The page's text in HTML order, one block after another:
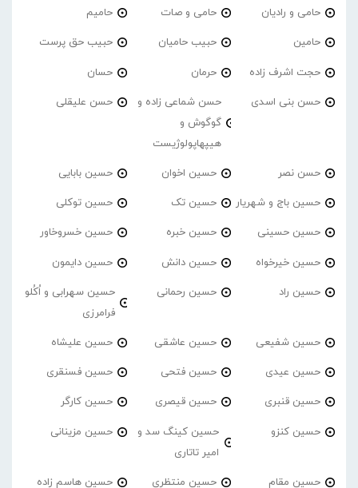
حامی و رادیان حامی و صات حامیم
حامین حبیب حامیان حبیب حق پرست
حجت اشرف زاده حرمان حسان
حسن بنی اسدی
حسن شماعی زاده و
گوگوش و
هیپهاپولوژیست
حسن علیقلی
حسن نصر حسین اخوان حسین بابایی
حسین باج و شهریار حسین تک حسین توکلی
حسین حسینی حسین خبره حسین خسروخاور
حسین خیرخواه حسین دانش حسین دایمون
حسین راد حسین رحمانی
حسین سهرابی و اُکُلو
فرامرزی
حسین شفیعی حسین عاشقی حسین علیشاه
حسین عیدی حسین فتحی حسین فسنقری
حسین قنبری حسین قیصری حسین کارگر
حسین کنزو
حسین کینگ سد و
امیر تاتاری
حسین مزینانی
حسین مقام حسین منتظری حسین هاسم زاده